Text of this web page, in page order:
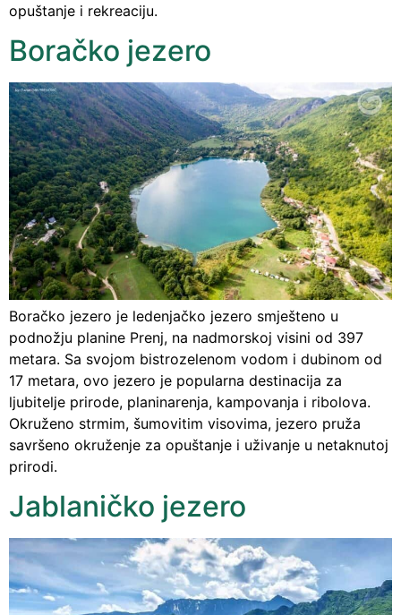
opuštanje i rekreaciju.
Boračko jezero
Boračko jezero je ledenjačko jezero smješteno u
podnožju planine Prenj, na nadmorskoj visini od 397
metara. Sa svojom bistrozelenom vodom i dubinom od
17 metara, ovo jezero je popularna destinacija za
ljubitelje prirode, planinarenja, kampovanja i ribolova.
Okruženo strmim, šumovitim visovima, jezero pruža
savršeno okruženje za opuštanje i uživanje u netaknutoj
prirodi.
Jablaničko jezero